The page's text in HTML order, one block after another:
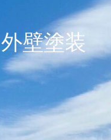
施工事例更新中
外壁塗装